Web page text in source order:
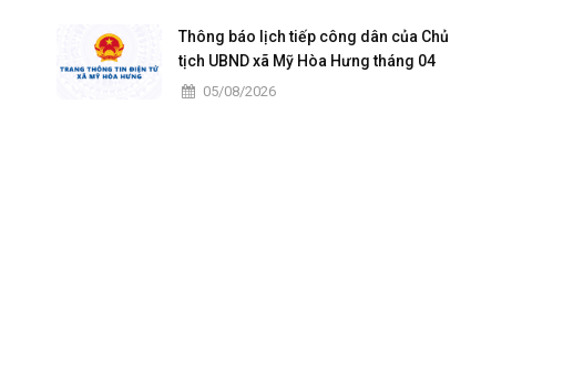
Thông báo lịch tiếp công dân của Chủ
tịch UBND xã Mỹ Hòa Hưng tháng 04
năm 2026
05/08/2026